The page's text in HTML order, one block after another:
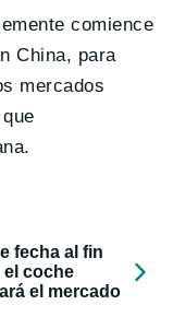
comience
China, para
mercados
fecha al fin
coche
el mercado